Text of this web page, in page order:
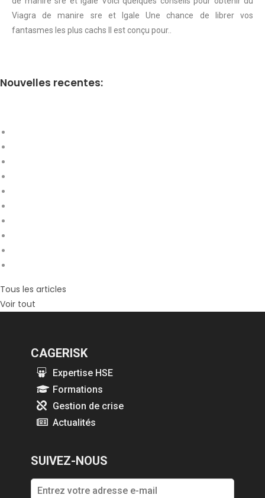
Viagra de manire sre et lgale Une chance de librer vos
fantasmes les plus cachs Il est conçu pour..
Nouvelles recentes:
Tous les articles
Voir tout
CAGERISK
Expertise HSE
Formations
Gestion de crise
Actualités
SUIVEZ-NOUS